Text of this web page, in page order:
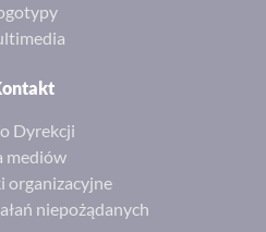
Dyrekcji
mediów
organizacyjne
niepożądanych